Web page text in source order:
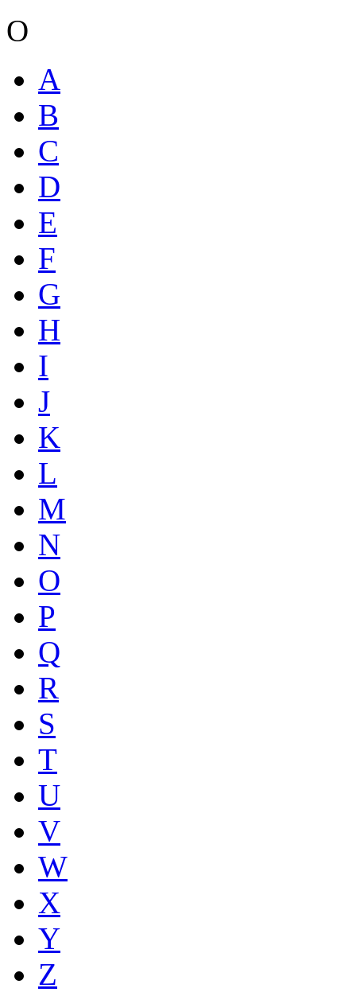
О
A
B
C
D
E
F
G
H
I
J
K
L
M
N
O
P
Q
R
S
T
U
V
W
X
Y
Z